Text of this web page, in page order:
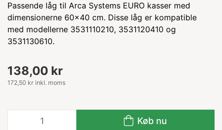
Passende låg til Arca Systems EURO kasser med
dimensionerne 60x40 cm. Disse låg er kompatible
med modellerne 3531110210, 3531120410 og
3531130610.
138,00 kr
172,50 kr inkl. moms
Køb nu